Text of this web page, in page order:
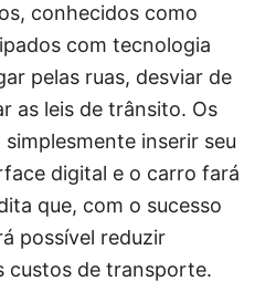
conhecidos como
com tecnologia
pelas ruas, desviar de
as leis de trânsito. Os
inserir seu
digital e o carro fará
que, com o sucesso
possível reduzir
custos de transporte.